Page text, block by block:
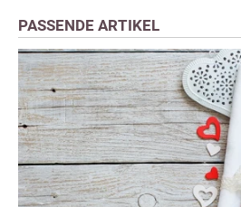
PASSENDE ARTIKEL